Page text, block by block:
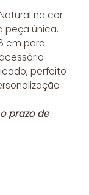
na cor
peça única.
cm para
perfeito
prazo de